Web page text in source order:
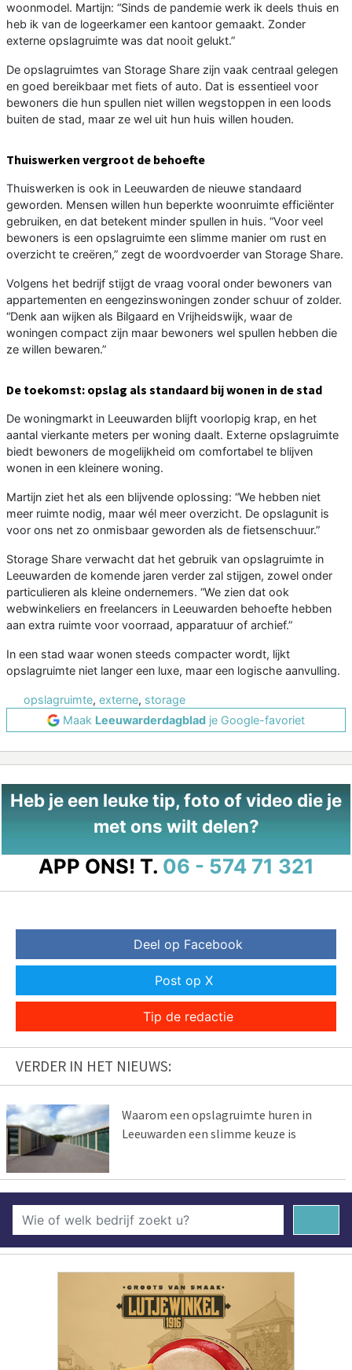
woonmodel. Martijn: “Sinds de pandemie werk ik deels thuis en
heb ik van de logeerkamer een kantoor gemaakt. Zonder
externe opslagruimte was dat nooit gelukt.”
De opslagruimtes van Storage Share zijn vaak centraal gelegen
en goed bereikbaar met fiets of auto. Dat is essentieel voor
bewoners die hun spullen niet willen wegstoppen in een loods
buiten de stad, maar ze wel uit hun huis willen houden.
Thuiswerken vergroot de behoefte
Thuiswerken is ook in Leeuwarden de nieuwe standaard
geworden. Mensen willen hun beperkte woonruimte efficiënter
gebruiken, en dat betekent minder spullen in huis. “Voor veel
bewoners is een opslagruimte een slimme manier om rust en
overzicht te creëren,” zegt de woordvoerder van Storage Share.
Volgens het bedrijf stijgt de vraag vooral onder bewoners van
appartementen en eengezinswoningen zonder schuur of zolder.
“Denk aan wijken als Bilgaard en Vrijheidswijk, waar de
woningen compact zijn maar bewoners wel spullen hebben die
ze willen bewaren.”
De toekomst: opslag als standaard bij wonen in de stad
De woningmarkt in Leeuwarden blijft voorlopig krap, en het
aantal vierkante meters per woning daalt. Externe opslagruimte
biedt bewoners de mogelijkheid om comfortabel te blijven
wonen in een kleinere woning.
Martijn ziet het als een blijvende oplossing: “We hebben niet
meer ruimte nodig, maar wél meer overzicht. De opslagunit is
voor ons net zo onmisbaar geworden als de fietsenschuur.”
Storage Share verwacht dat het gebruik van opslagruimte in
Leeuwarden de komende jaren verder zal stijgen, zowel onder
particulieren als kleine ondernemers. “We zien dat ook
webwinkeliers en freelancers in Leeuwarden behoefte hebben
aan extra ruimte voor voorraad, apparatuur of archief.”
In een stad waar wonen steeds compacter wordt, lijkt
opslagruimte niet langer een luxe, maar een logische aanvulling.
opslagruimte, externe, storage
Maak Leeuwarderdagblad je Google-favoriet
Heb je een leuke tip, foto of video die je
met ons wilt delen?
APP ONS! T. 06 - 574 71 321
Deel op Facebook
Post op X
Tip de redactie
VERDER IN HET NIEUWS:
Waarom een opslagruimte huren in
Leeuwarden een slimme keuze is